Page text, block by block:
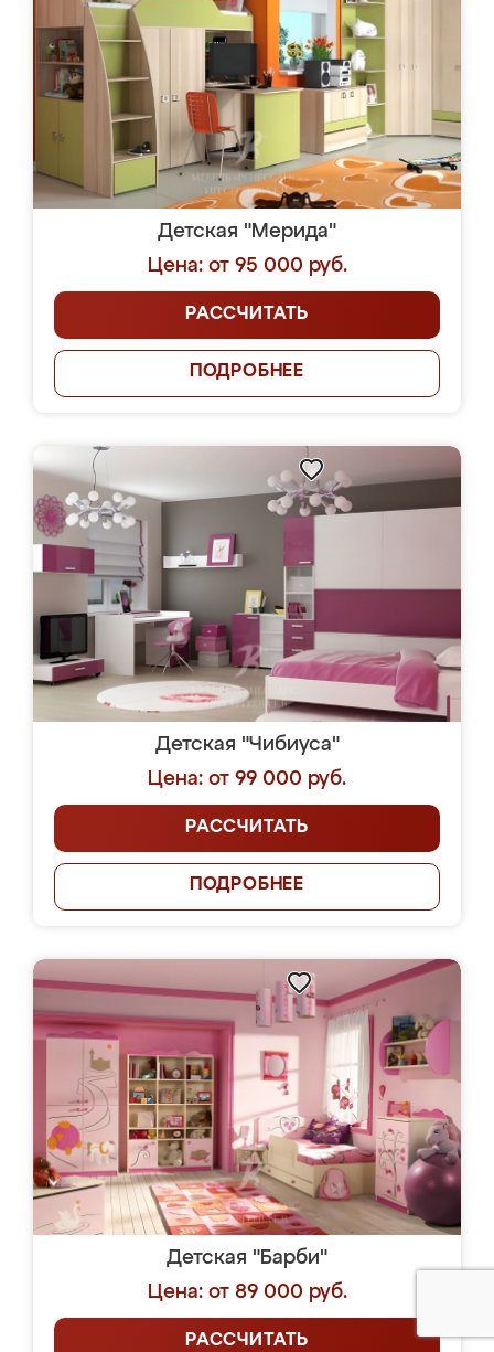
Детская "Мерида"
Цена: от 95 000 руб.
РАССЧИТАТЬ
ПОДРОБНЕЕ
Детская "Чибиуса"
Цена: от 99 000 руб.
РАССЧИТАТЬ
ПОДРОБНЕЕ
Детская "Барби"
Цена: от 89 000 руб.
РАССЧИТАТЬ